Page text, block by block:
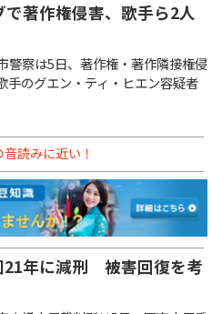
著作権侵害、歌手ら2人
警察は5日、著作権・著作隣接権侵
手のグエン・ティ・ヒエン容疑者
読みに近い！
21年に減刑 被害回復を考